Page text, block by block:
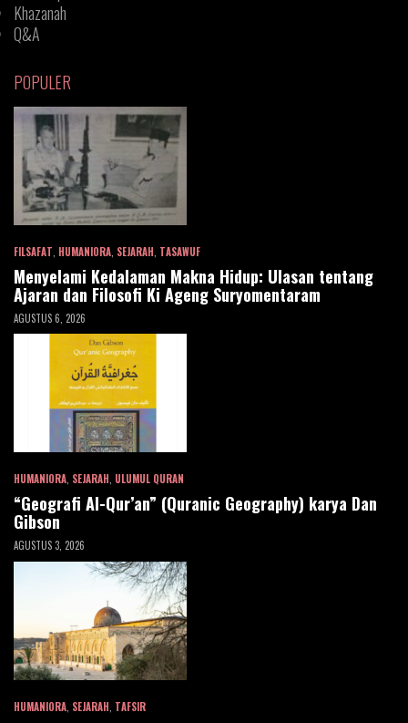
Khazanah
Q&A
POPULER
FILSAFAT HUMANIORA SEJARAH TASAWUF
Menyelami Kedalaman Makna Hidup: Ulasan tentang
Ajaran dan Filosofi Ki Ageng Suryomentaram
AGUSTUS 6, 2026
HUMANIORA SEJARAH ULUMUL QURAN
“Geografi Al-Qur’an” (Quranic Geography) karya Dan
Gibson
AGUSTUS 3, 2026
HUMANIORA SEJARAH TAFSIR